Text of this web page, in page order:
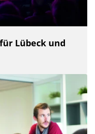
Lübeck und